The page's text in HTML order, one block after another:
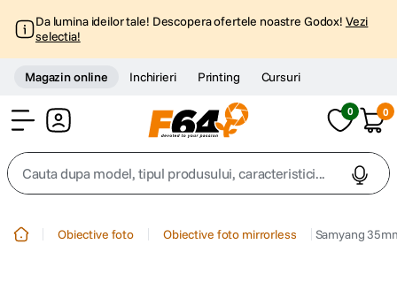
Da lumina ideilor tale! Descopera ofertele noastre Godox! Vezi
selectia!
Magazin online Inchirieri Printing Cursuri
0 0
Cauta dupa model, tipul produsului, caracteristici...
Obiective foto Obiective foto mirrorless Samyang